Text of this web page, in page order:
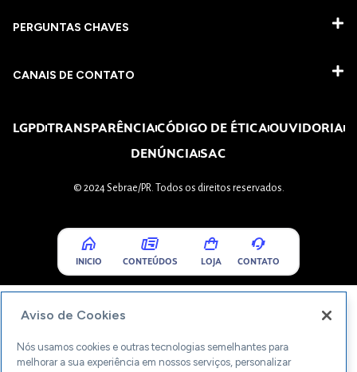
PERGUNTAS CHAVES​
CANAIS DE CONTATO
LGPDTRANSPARÊNCIACÓDIGO DE ÉTICAOUVIDORIA
DENÚNCIASAC
© 2024 Sebrae/PR. Todos os direitos reservados.
INICIO CONTEÚDOS LOJA CONTATO
Aviso de Cookies
Nós usamos cookies e outras tecnologias semelhantes para
melhorar a sua experiência em nossos serviços, personalizar